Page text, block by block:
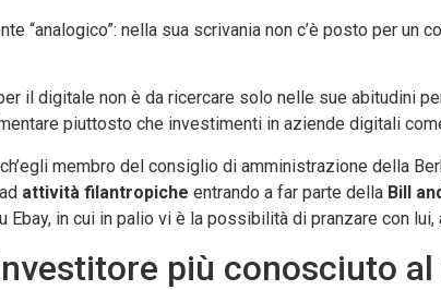
“analogico”: nella sua scrivania non c’è posto per un
il digitale non è da ricercare solo nelle sue abitudini
piuttosto che investimenti in aziende digitali
membro del consiglio di amministrazione della
attività filantropiche entrando a far parte della Bill
Ebay, in cui in palio vi è la possibilità di pranzare con
più conosciuto